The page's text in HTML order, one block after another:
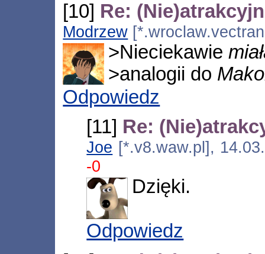
[10] Re:
Modrzew
>Nieciekawie
>analogii do
Odpowiedz
[11] Re:
Joe [*.v8.waw.pl],
-0
Dzięki.
Odpowiedz